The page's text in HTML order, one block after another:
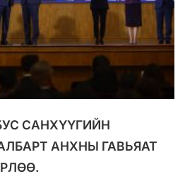
САНХҮҮГИЙН
АНХНЫ ГАВЬЯАТ